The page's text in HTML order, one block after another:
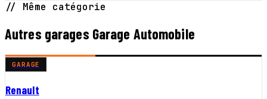
// Même catégorie
Autres garages Garage Automobile
GARAGE
Renault